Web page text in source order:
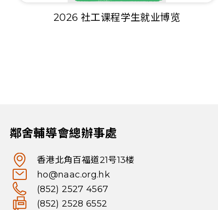
2026 社工课程学生就业博览
鄰舍輔導會總辦事處
香港北角百福道21号13楼
ho@naac.org.hk
(852) 2527 4567
(852) 2528 6552